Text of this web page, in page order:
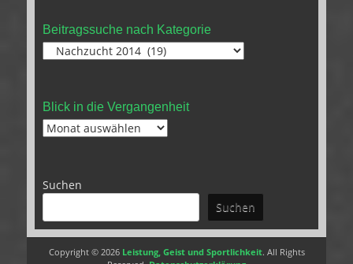
Beitragssuche nach Kategorie
Beitragssuche
Blick in die Vergangenheit
Blick
Suchen
Suchen
Copyright © 2026 Leistung, Geist und Sportlichkeit. All Rights